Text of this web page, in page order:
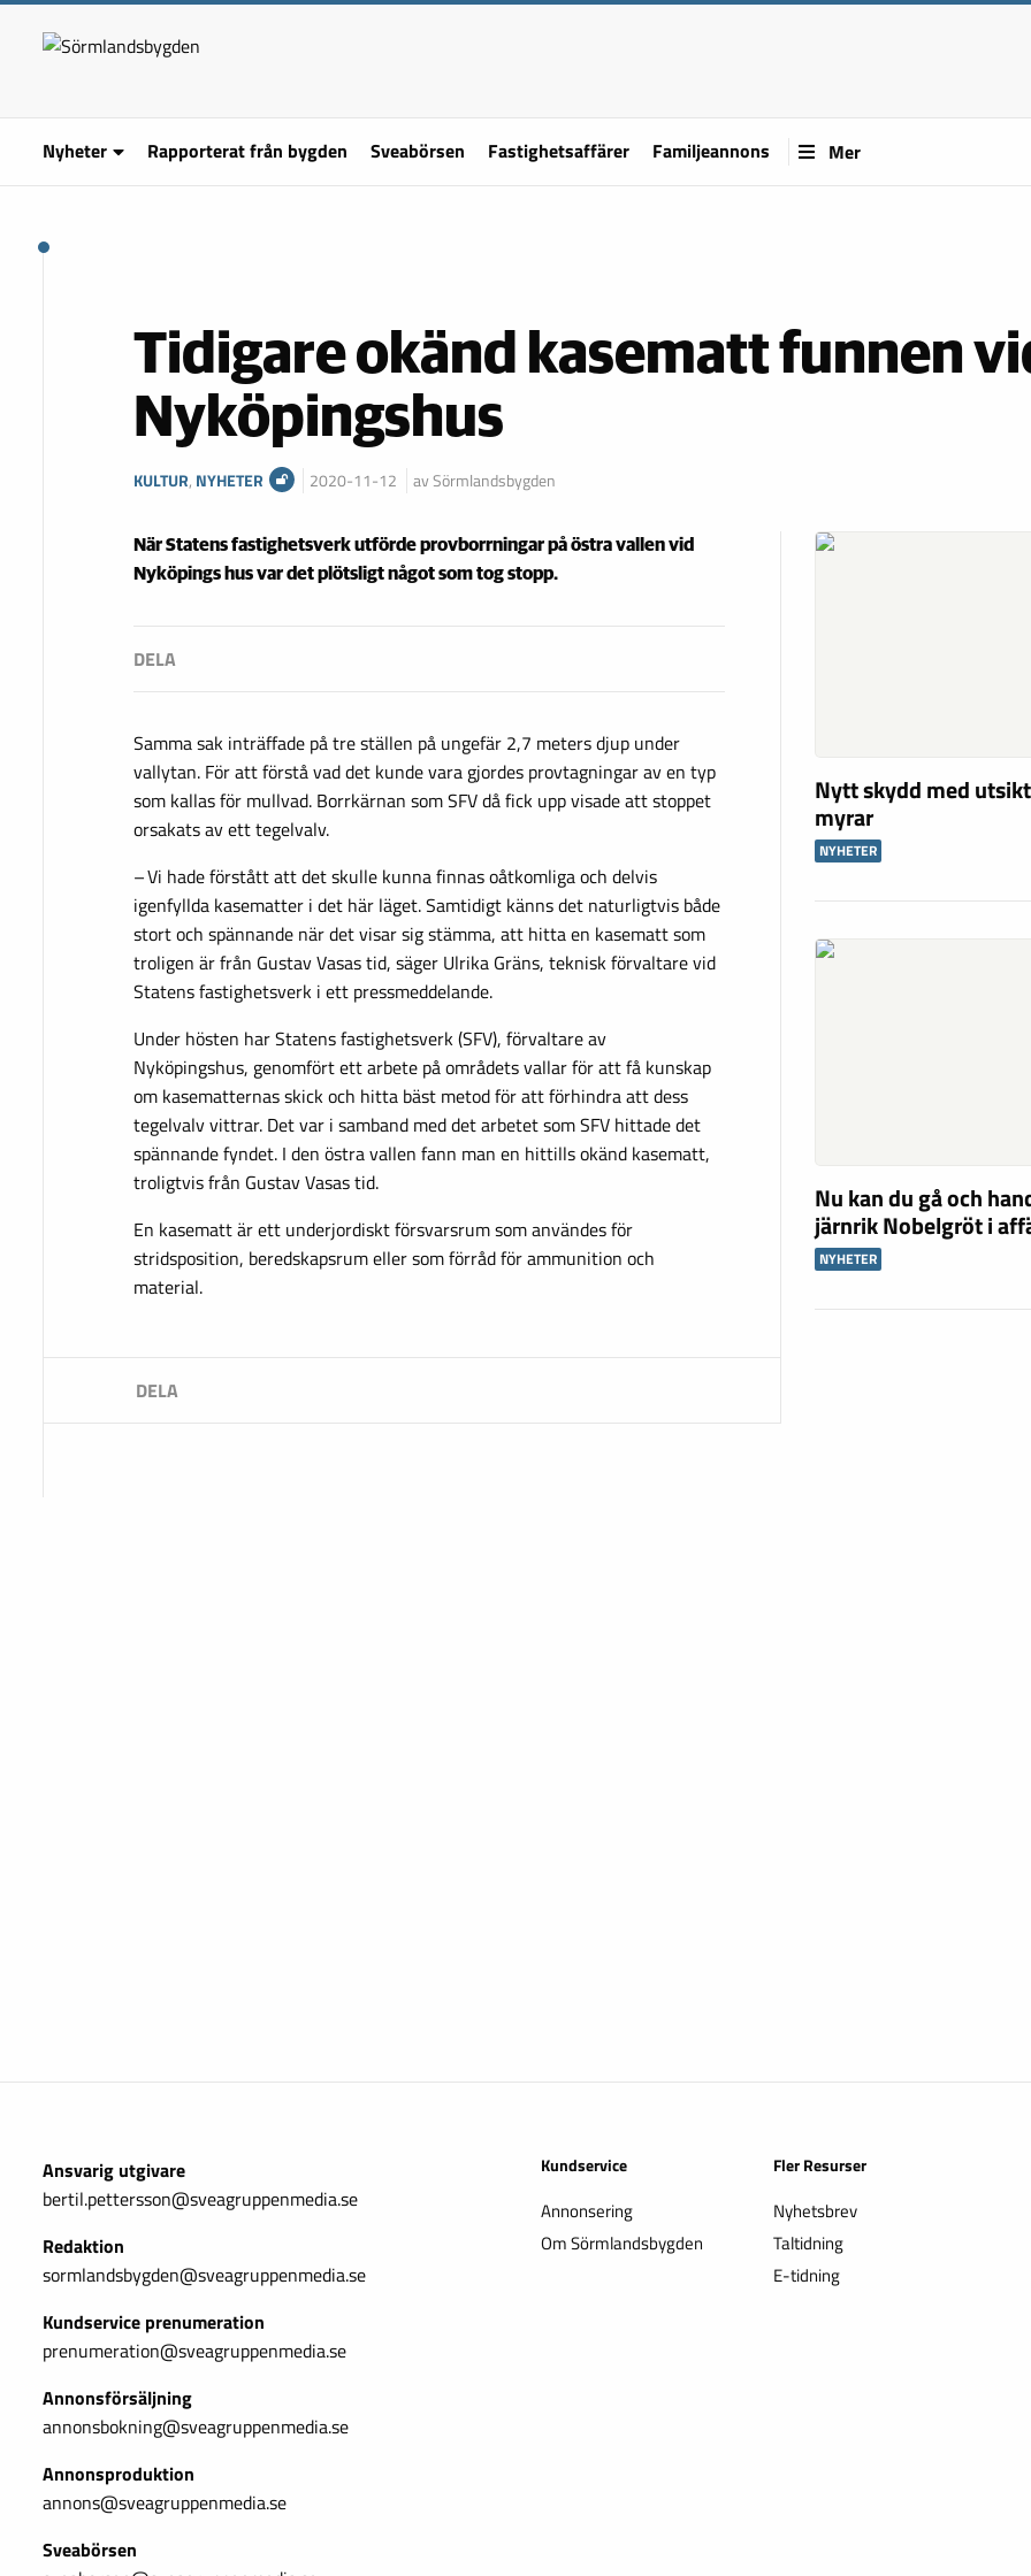
Nyheter Rapporterat från bygden Sveabörsen Fastighetsaffärer Familjeannons Mer
Tidigare okänd kasematt funnen
Nyköpingshus
KULTUR, NYHETER 2020-11-12 av Sörmlandsbygden
När Statens fastighetsverk utförde provborrningar på östra vallen vid
Nyköpings hus var det plötsligt något som tog stopp.
Samma sak inträffade på tre ställen på ungefär 2,7 meters djup under
vallytan. För att förstå vad det kunde vara gjordes provtagningar av en typ
som kallas för mullvad. Borrkärnan som SFV då fick upp visade att stoppet
orsakats av ett tegelvalv.
– Vi hade förstått att det skulle kunna finnas oåtkomliga och delvis
igenfyllda kasematter i det här läget. Samtidigt känns det naturligtvis både
stort och spännande när det visar sig stämma, att hitta en kasematt som
troligen är från Gustav Vasas tid, säger Ulrika Gräns, teknisk förvaltare vid
Statens fastighetsverk i ett pressmeddelande.
Under hösten har Statens fastighetsverk (SFV), förvaltare av
Nyköpingshus, genomfört ett arbete på områdets vallar för att få kunskap
om kasematternas skick och hitta bäst metod för att förhindra att dess
tegelvalv vittrar. Det var i samband med det arbetet som SFV hittade det
spännande fyndet. I den östra vallen fann man en hittills okänd kasematt,
troligtvis från Gustav Vasas tid.
En kasematt är ett underjordiskt försvarsrum som användes för
stridsposition, beredskapsrum eller som förråd för ammunition och
material.
Nytt skydd med
myrar
NYHETER
Nu kan du gå och
järnrik Nobelgröt i
NYHETER
Ansvarig utgivare
bertil.pettersson@sveagruppenmedia.se
Redaktion
sormlandsbygden@sveagruppenmedia.se
Kundservice prenumeration
prenumeration@sveagruppenmedia.se
Annonsförsäljning
annonsbokning@sveagruppenmedia.se
Annonsproduktion
annons@sveagruppenmedia.se
Sveabörsen
Kundservice
Annonsering
Om Sörmlandsbygden
Fler Resurser
Nyhetsbrev
Taltidning
E-tidning